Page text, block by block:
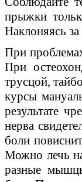
прыжки
Наклоняясь
При
При
трусцой,
курсы
результате
нерва
боли
Можно лечь
разные